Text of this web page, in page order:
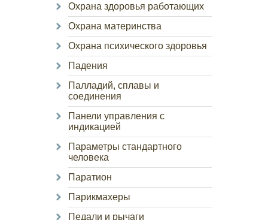
Охрана здоровья работающих
Охрана материнства
Охрана психического здоровья
Падения
Палладий, сплавы и
соединения
Панели управления с
индикацией
Параметры стандартного
человека
Паратион
Парикмахеры
Педали и рычаги